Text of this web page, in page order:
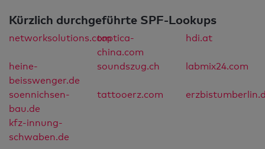
Kürzlich durchgeführte SPF-Lookups
networksolutions.comtoptica-
china.com
hdi.at
heine-
beisswenger.de
soundszug.ch labmix24.com
soennichsen-
bau.de
tattooerz.com
kfz-innung-
schwaben.de